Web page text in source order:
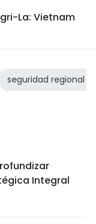
La: Vietnam
seguridad regional
Integral